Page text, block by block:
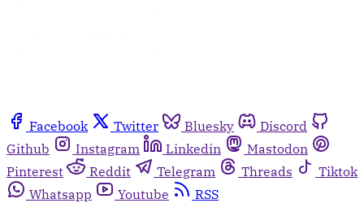
Facebook Twitter Bluesky
Discord
Github
Instagram Linkedin
Mastodon
Pinterest
Reddit Telegram Threads
Tiktok
Whatsapp
Youtube
RSS